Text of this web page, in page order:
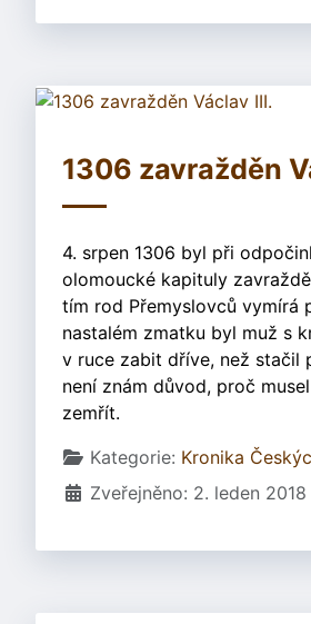
1306 zavražděn
4. srpen 1306 byl při
olomoucké kapituly
tím rod Přemyslovců vymírá
nastalém zmatku byl muž s
v ruce zabit dříve, než stačil
není znám důvod, proč
zemřít.
Základní údaje
Kategorie: Kronika
Zveřejněno: 2. leden 2018